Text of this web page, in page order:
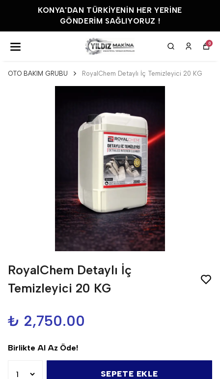
KONYA'DAN TÜRKIYENIN HER YERINE
GÖNDERIM SAĞLIYORUZ !
0
OTO BAKIM GRUBU RoyalChem Detaylı İç Temizleyici 20 KG
RoyalChem Detaylı İç
Temizleyici 20 KG
₺ 2,750.00
Birlikte Al Az Öde!
SEPETE EKLE